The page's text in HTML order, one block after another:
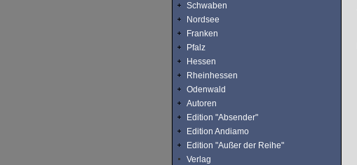
Schwaben
Nordsee
Franken
Pfalz
Hessen
Rheinhessen
Odenwald
Autoren
Edition "Absender"
Edition Andiamo
Edition "Außer der Reihe"
Verlag